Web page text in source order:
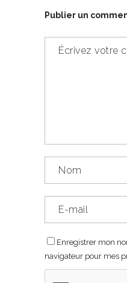
Publier un
Enregistrer mon
navigateur pour mes